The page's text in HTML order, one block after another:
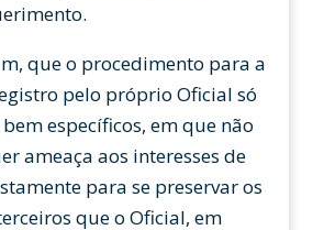
que o procedimento para a
pelo próprio Oficial só
específicos, em que não
ameaça aos interesses de
para se preservar os
que o Oficial, em